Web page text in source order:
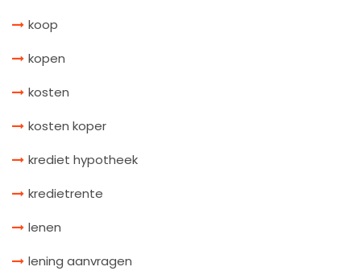
koop
kopen
kosten
kosten koper
krediet hypotheek
kredietrente
lenen
lening aanvragen